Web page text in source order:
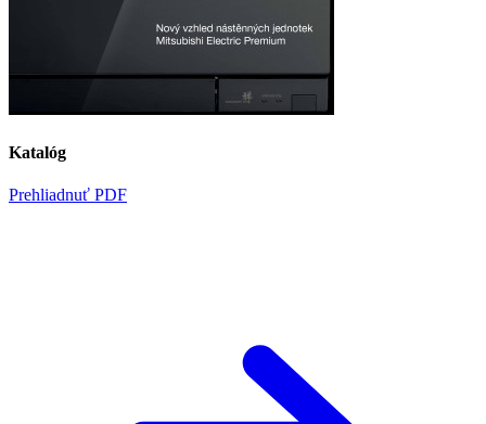
Katalóg
Prehliadnuť PDF